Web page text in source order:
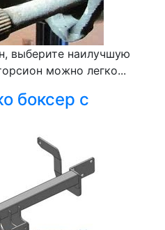
выберите наилучшую
можно легко...
боксер с